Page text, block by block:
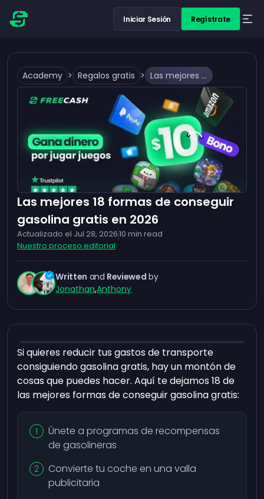
Iniciar Sesión Regístrate
Academy > Regalos gratis > Las mejores 18 formas de conseguir gasolina gratis en 2026
Las mejores 18 formas de conseguir
gasolina gratis en 2026
Actualizado el Jul 28, 202610 min read
Nuestro proceso editorial
Written and Reviewed by
Jonathan,Anthony
Si quieres reducir tus gastos de transporte
consiguiendo gasolina gratis, hay un montón de
cosas que puedes hacer. Aquí te dejamos 18 de
las mejores formas de conseguir gasolina gratis:
Únete a programas de recompensas
de gasolineras
Convierte tu coche en una valla
publicitaria